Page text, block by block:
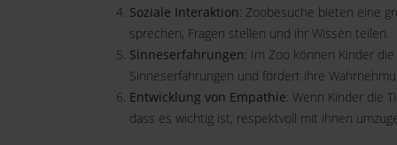
Soziale Interaktion: Zoobesuche bieten eine
sprechen, Fragen stellen und ihr Wissen teilen.
Sinneserfahrungen: Im Zoo können Kinder
Sinneserfahrungen und fördert ihre
Entwicklung von Empathie: Wenn Kinder die
dass es wichtig ist, respektvoll mit ihnen